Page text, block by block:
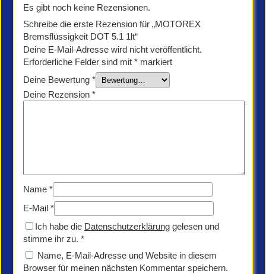
Es gibt noch keine Rezensionen.
Schreibe die erste Rezension für „MOTOREX
Bremsflüssigkeit DOT 5.1 1lt“
Deine E-Mail-Adresse wird nicht veröffentlicht.
Erforderliche Felder sind mit * markiert
Deine Bewertung *
Deine Rezension *
Name *
E-Mail *
Ich habe die Datenschutzerklärung gelesen und
stimme ihr zu. *
Name, E-Mail-Adresse und Website in diesem
Browser für meinen nächsten Kommentar speichern.